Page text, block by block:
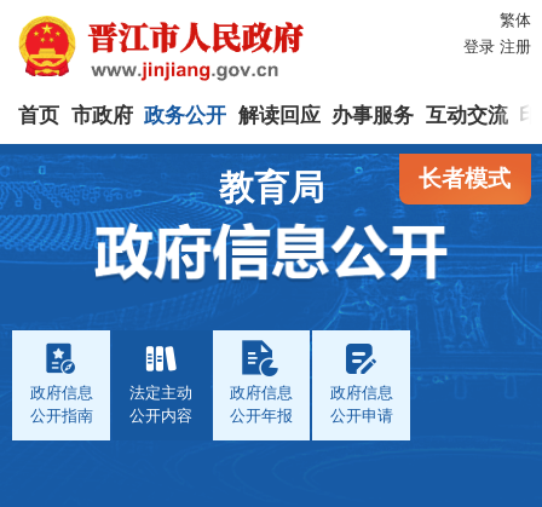
繁体
登录 注册
首页 市政府 政务公开 解读回应 办事服务 互动交流
长者模式
教育局
政府信息
公开指南
法定主动
公开内容
政府信息
公开年报
政府信息
公开申请